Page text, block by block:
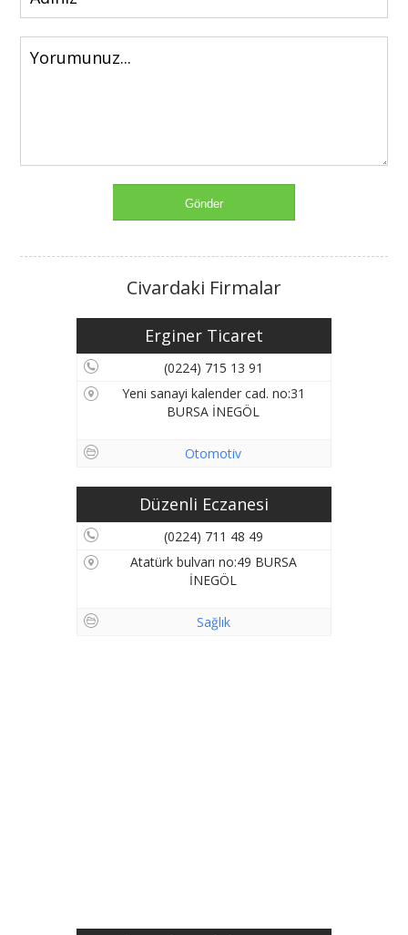
Civardaki Firmalar
Erginer Ticaret
(0224) 715 13 91
Yeni sanayi kalender cad. no:31
BURSA İNEGÖL
Otomotiv
Düzenli Eczanesi
(0224) 711 48 49
Atatürk bulvarı no:49 BURSA
İNEGÖL
Sağlık